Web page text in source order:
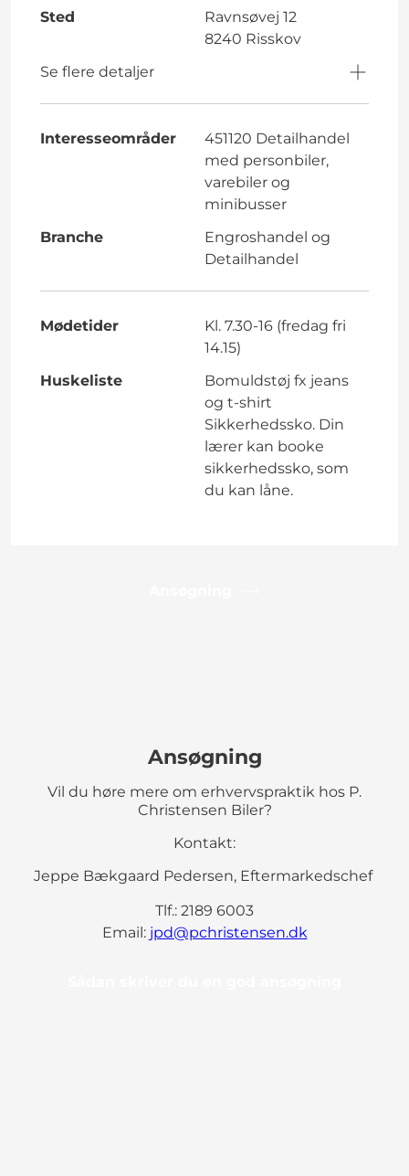
Sted
Ravnsøvej 12
8240 Risskov
Se flere detaljer
Interesseområder
451120 Detailhandel
med personbiler,
varebiler og
minibusser
Branche
Engroshandel og
Detailhandel
Mødetider
Kl. 7.30-16 (fredag fri
14.15)
Huskeliste
Bomuldstøj fx jeans
og t-shirt
Sikkerhedssko. Din
lærer kan booke
sikkerhedssko, som
du kan låne.
Ansøgning
Vil du høre mere om erhvervspraktik hos P.
Christensen Biler?
Kontakt:
Jeppe Bækgaard Pedersen, Eftermarkedschef
Tlf.: 2189 6003
Email: jpd@pchristensen.dk